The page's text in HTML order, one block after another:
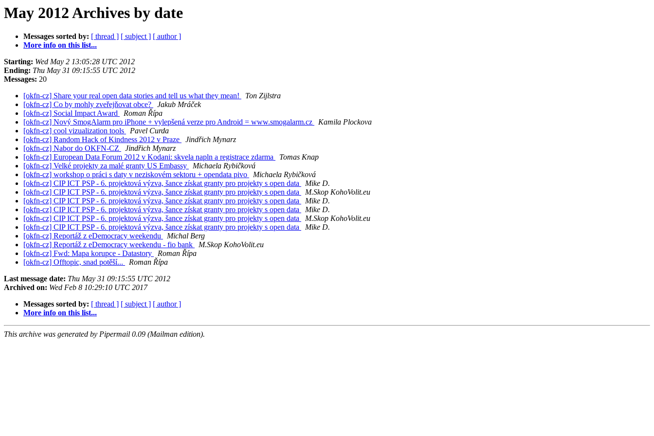
May 2012 Archives by date
Messages sorted by: [ thread ] [ subject ] [ author ]
More info on this list...
Starting: Wed May 2 13:05:28 UTC 2012
Ending: Thu May 31 09:15:55 UTC 2012
Messages: 20
[okfn-cz] Share your real open data stories and tell us what they mean!
Ton Zijlstra
[okfn-cz] Co by mohly zveřejňovat obce?
Jakub Mráček
[okfn-cz] Social Impact Award
Roman Řípa
[okfn-cz] Nový SmogAlarm pro iPhone + vylepšená verze pro Android = www.smogalarm.cz
Kamila Plockova
[okfn-cz] cool vizualization tools
Pavel Curda
[okfn-cz] Random Hack of Kindness 2012 v Praze
Jindřich Mynarz
[okfn-cz] Nabor do OKFN-CZ
Jindřich Mynarz
[okfn-cz] European Data Forum 2012 v Kodani: skvela napln a registrace zdarma
Tomas Knap
[okfn-cz] Velké projekty za malé granty US Embassy
Michaela Rybičková
[okfn-cz] workshop o práci s daty v neziskovém sektoru + opendata pivo
Michaela Rybičková
[okfn-cz] CIP ICT PSP - 6. projektová výzva, šance získat granty pro projekty s open data
Mike D.
[okfn-cz] CIP ICT PSP - 6. projektová výzva, šance získat granty pro projekty s open data
M.Skop KohoVolit.eu
[okfn-cz] CIP ICT PSP - 6. projektová výzva, šance získat granty pro projekty s open data
Mike D.
[okfn-cz] CIP ICT PSP - 6. projektová výzva, šance získat granty pro projekty s open data
Mike D.
[okfn-cz] CIP ICT PSP - 6. projektová výzva, šance získat granty pro projekty s open data
M.Skop KohoVolit.eu
[okfn-cz] CIP ICT PSP - 6. projektová výzva, šance získat granty pro projekty s open data
Mike D.
[okfn-cz] Reportáž z eDemocracy weekendu
Michal Berg
[okfn-cz] Reportáž z eDemocracy weekendu - fio bank
M.Skop KohoVolit.eu
[okfn-cz] Fwd: Mapa korupce - Datastory
Roman Řípa
[okfn-cz] Offtopic, snad potěší...
Roman Řípa
Last message date: Thu May 31 09:15:55 UTC 2012
Archived on: Wed Feb 8 10:29:10 UTC 2017
Messages sorted by: [ thread ] [ subject ] [ author ]
More info on this list...
This archive was generated by Pipermail 0.09 (Mailman edition).